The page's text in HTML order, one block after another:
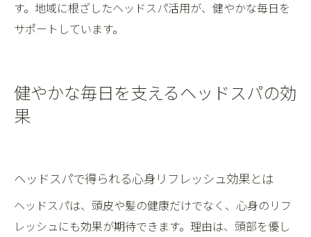
影響
メンズにおすすめの富山ヘッドスパ活用法
日常に取り入れたい頭皮洗浄ヘッドスパ活用法
富山市で人気の頭皮洗浄ヘッドスパ体験談
日常生活で簡単にできるヘッドスパの工夫
頭皮洗浄ヘッドスパがもたらす継続効果を
す。地域に根ざしたヘッドスパ活用が、健やかな毎日を
サポートしています。
健やかな毎日を支えるヘッドスパの効
果
ヘッドスパで得られる心身リフレッシュ効果とは
ヘッドスパは、頭皮や髪の健康だけでなく、心身のリフ
レッシュにも効果が期待できます。理由は、頭部を優し